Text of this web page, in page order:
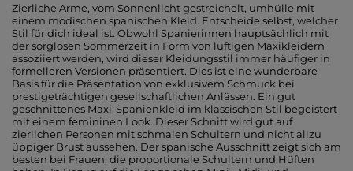
Zierliche Arme, vom Sonnenlicht gestreichelt, umhülle mit
einem modischen spanischen Kleid. Entscheide selbst, welcher
Stil für dich ideal ist. Obwohl Spanierinnen hauptsächlich mit
der sorglosen Sommerzeit in Form von luftigen Maxikleidern
assoziiert werden, wird dieser Kleidungsstil immer häufiger in
formelleren Versionen präsentiert. Dies ist eine wunderbare
Basis für die Präsentation von exklusivem Schmuck bei
prestigeträchtigen gesellschaftlichen Anlässen. Ein gut
geschnittenes Maxi-Spanienkleid im klassischen Stil begeistert
mit einem femininen Look. Dieser Schnitt wird gut auf
zierlichen Personen mit schmalen Schultern und nicht allzu
üppiger Brust aussehen. Der spanische Ausschnitt zeigt sich am
besten bei Frauen, die proportionale Schultern und Hüften